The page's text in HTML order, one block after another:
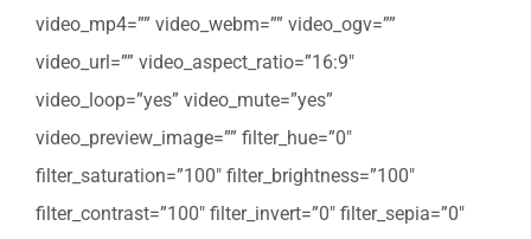
video_mp4=”” video_webm=”” video_ogv=””
video_url=”” video_aspect_ratio=”16:9″
video_loop=”yes” video_mute=”yes”
video_preview_image=”” filter_hue=”0″
filter_saturation=”100″ filter_brightness=”100″
filter_contrast=”100″ filter_invert=”0″ filter_sepia=”0″